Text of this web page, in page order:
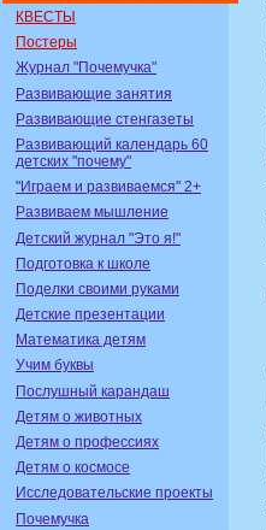
КВЕСТЫ
Постеры
Журнал "Почемучка"
Развивающие занятия
Развивающие стенгазеты
Развивающий календарь 60
детских "почему"
"Играем и развиваемся" 2+
Развиваем мышление
Детский журнал "Это я!"
Подготовка к школе
Поделки своими руками
Детские презентации
Математика детям
Учим буквы
Послушный карандаш
Детям о животных
Детям о профессиях
Детям о космосе
Исследовательские проекты
Почемучка